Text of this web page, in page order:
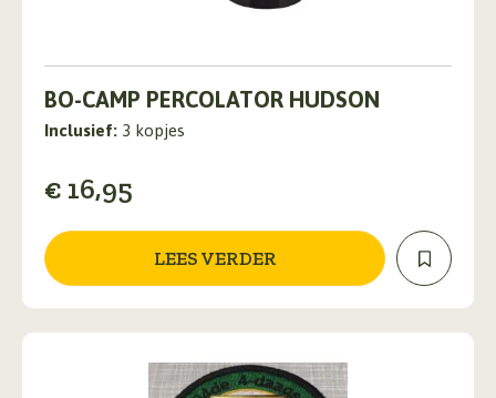
BO-CAMP PERCOLATOR HUDSON
Inclusief: 3 kopjes
€ 16,95
LEES VERDER